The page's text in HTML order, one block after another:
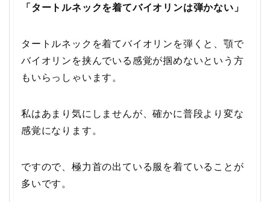
「タートルネックを着てバイオリンは弾かない」
タートルネックを着てバイオリンを弾くと、顎で
バイオリンを挟んでいる感覚が掴めないという方
もいらっしゃいます。
私はあまり気にしませんが、確かに普段より変な
感覚になります。
ですので、極力首の出ている服を着ていることが
多いです。